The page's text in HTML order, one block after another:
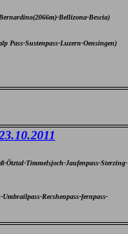
Bellizona-Bescia)
Pass-Sustenpass-Luzern-Oensingen)
Ötztal-Timmelsjoch-Jaufenpass-Sterzing-
Recshenpass-fernpass-